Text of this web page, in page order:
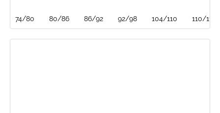
74/80 80/86 86/92 92/98 104/110 110/116